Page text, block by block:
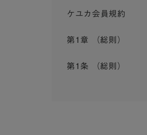
ケユカ会員規約
第1章 （総則）
第1条 （総則）